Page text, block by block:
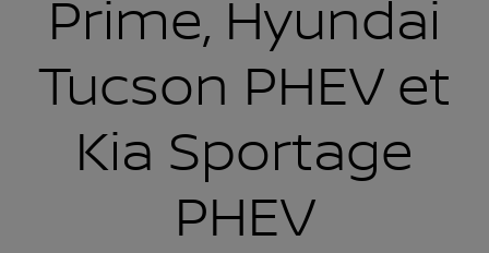
Prime, Hyundai
Tucson PHEV et
Kia Sportage
PHEV